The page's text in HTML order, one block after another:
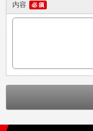
内容